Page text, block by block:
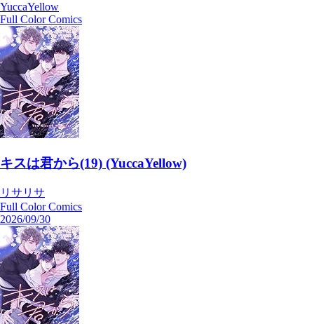
YuccaYellow
Full Color Comics
キスは君から(19) (YuccaYellow)
リサリサ
Full Color Comics
2026/09/30